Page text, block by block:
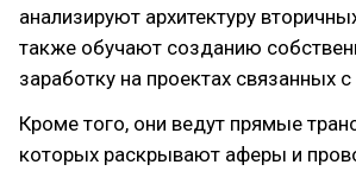
анализируют архитектуру
также обучают созданию
заработку на проектах связанных с
Кроме того, они ведут прямые
которых раскрывают аферы и